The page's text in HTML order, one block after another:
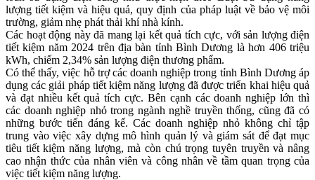
lượng tiết kiệm và hiệu quả, quy định của pháp luật về bảo vệ môi
trường, giảm nhẹ phát thải khí nhà kính.
Các hoạt động này đã mang lại kết quả tích cực, với sản lượng điện
tiết kiệm năm 2024 trên địa bàn tỉnh Bình Dương là hơn 406 triệu
kWh, chiếm 2,34% sản lượng điện thương phẩm.
Có thể thấy, việc hỗ trợ các doanh nghiệp trong tỉnh Bình Dương áp
dụng các giải pháp tiết kiệm năng lượng đã được triển khai hiệu quả
và đạt nhiều kết quả tích cực. Bên cạnh các doanh nghiệp lớn thì
các doanh nghiệp nhỏ trong ngành nghề truyền thống, cũng đã có
những bước tiến đáng kể. Các doanh nghiệp nhỏ không chỉ tập
trung vào việc xây dựng mô hình quản lý và giám sát để đạt mục
tiêu tiết kiệm năng lượng, mà còn chú trọng tuyên truyền và nâng
cao nhận thức của nhân viên và công nhân về tầm quan trọng của
việc tiết kiệm năng lượng.